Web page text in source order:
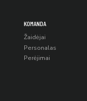
KOMANDA
Žaidėjai
Personalas
Perėjimai